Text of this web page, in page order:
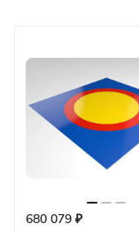
680 079 ₽